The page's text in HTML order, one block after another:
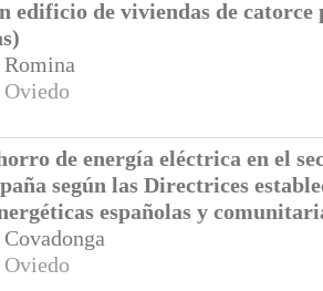
edificio de viviendas de catorce
de energía eléctrica en el
según las Directrices
españolas y